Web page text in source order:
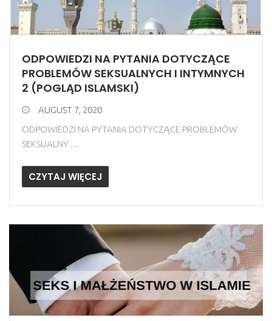
ODPOWIEDZI NA PYTANIA DOTYCZĄCE
PROBLEMÓW SEKSUALNYCH I INTYMNYCH
2 (POGLĄD ISLAMSKI)
AUGUST 7, 2020
ODPOWIEDZI NA PYTANIA DOTYCZĄCE PROBLEMÓW
SEKSUALNY ...
CZYTAJ WIĘCEJ